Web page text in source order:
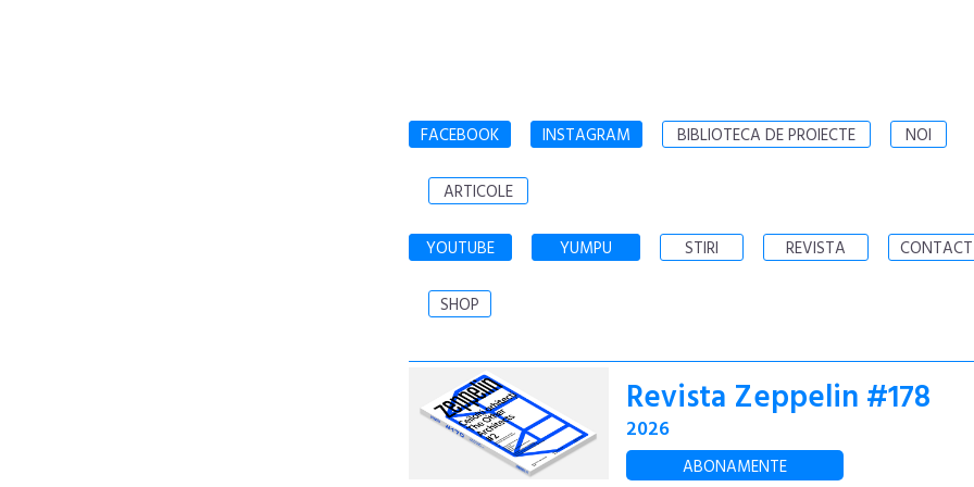
FACEBOOK INSTAGRAM BIBLIOTECA DE PROIECTE NOI
ARTICOLE
YOUTUBE YUMPU STIRI REVISTA CONTACT
SHOP
Revista Zeppelin #178
2026
ABONAMENTE